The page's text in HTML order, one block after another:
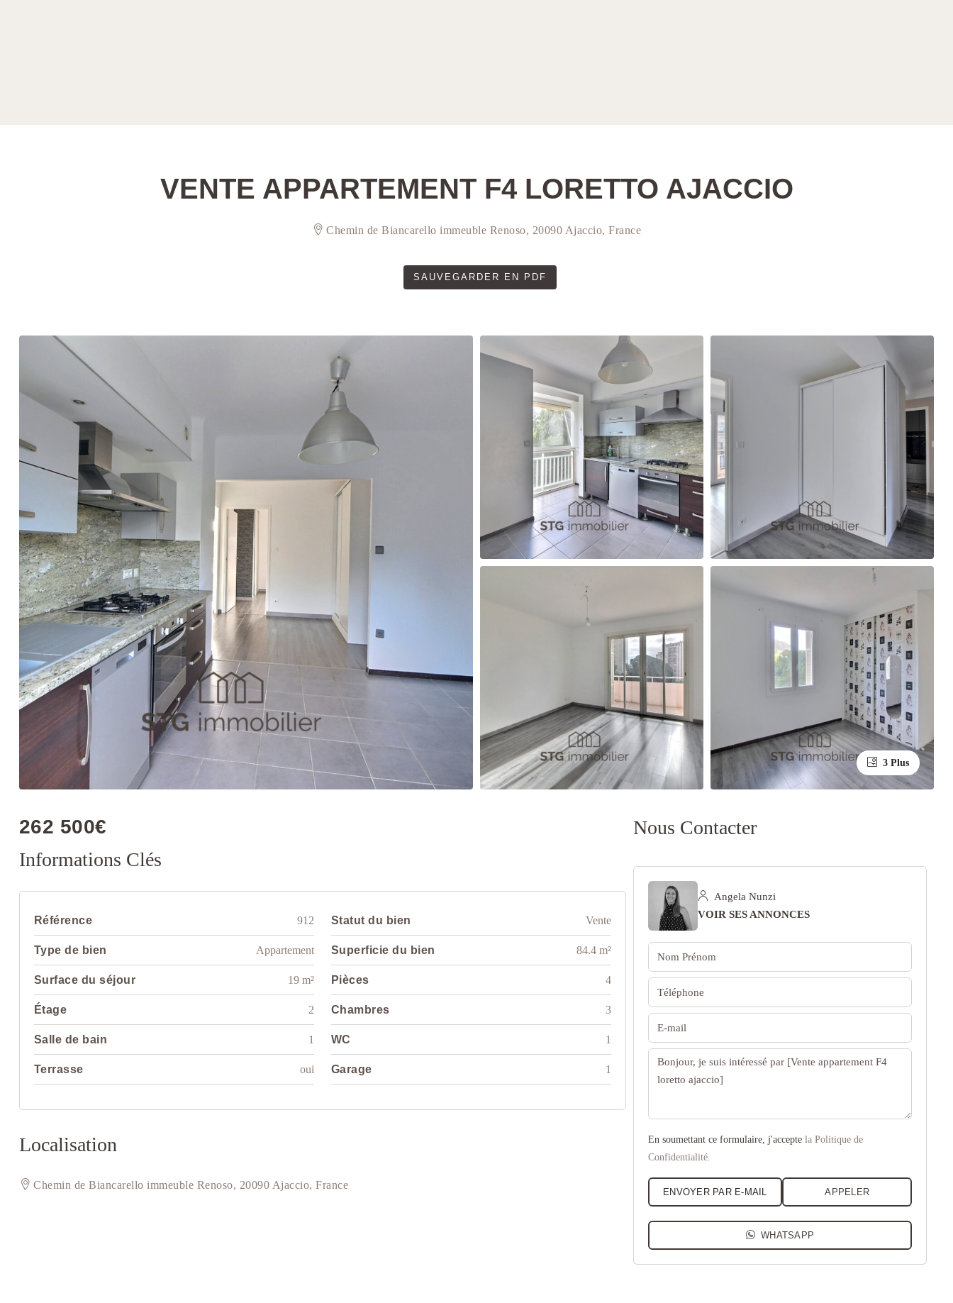
VENTE APPARTEMENT F4 LORETTO AJACCIO
Chemin de Biancarello immeuble Renoso, 20090 Ajaccio, France
SAUVEGARDER EN PDF
3 Plus
262 500€
Informations Clés
Référence 912 Statut du bien Vente
Type de bien Appartement Superficie du bien 84.4 m²
Surface du séjour 19 m² Pièces 4
Étage 2 Chambres 3
Salle de bain 1 WC 1
Terrasse oui Garage 1
Localisation
Chemin de Biancarello immeuble Renoso, 20090 Ajaccio, France
Nous Contacter
Angela Nunzi
VOIR SES ANNONCES
En soumettant ce formulaire, j'accepte la Politique de
Confidentialité.
ENVOYER PAR E-MAIL APPELER
WHATSAPP